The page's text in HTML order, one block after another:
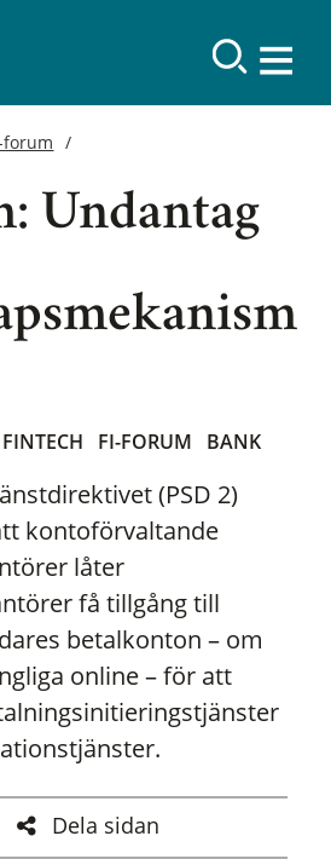
forum
Undantag
FINTECH FI-FORUM BANK
(PSD 2)
kontoförvaltande
låter
få tillgång till
betalkonton – om
online – för att
Dela sidan